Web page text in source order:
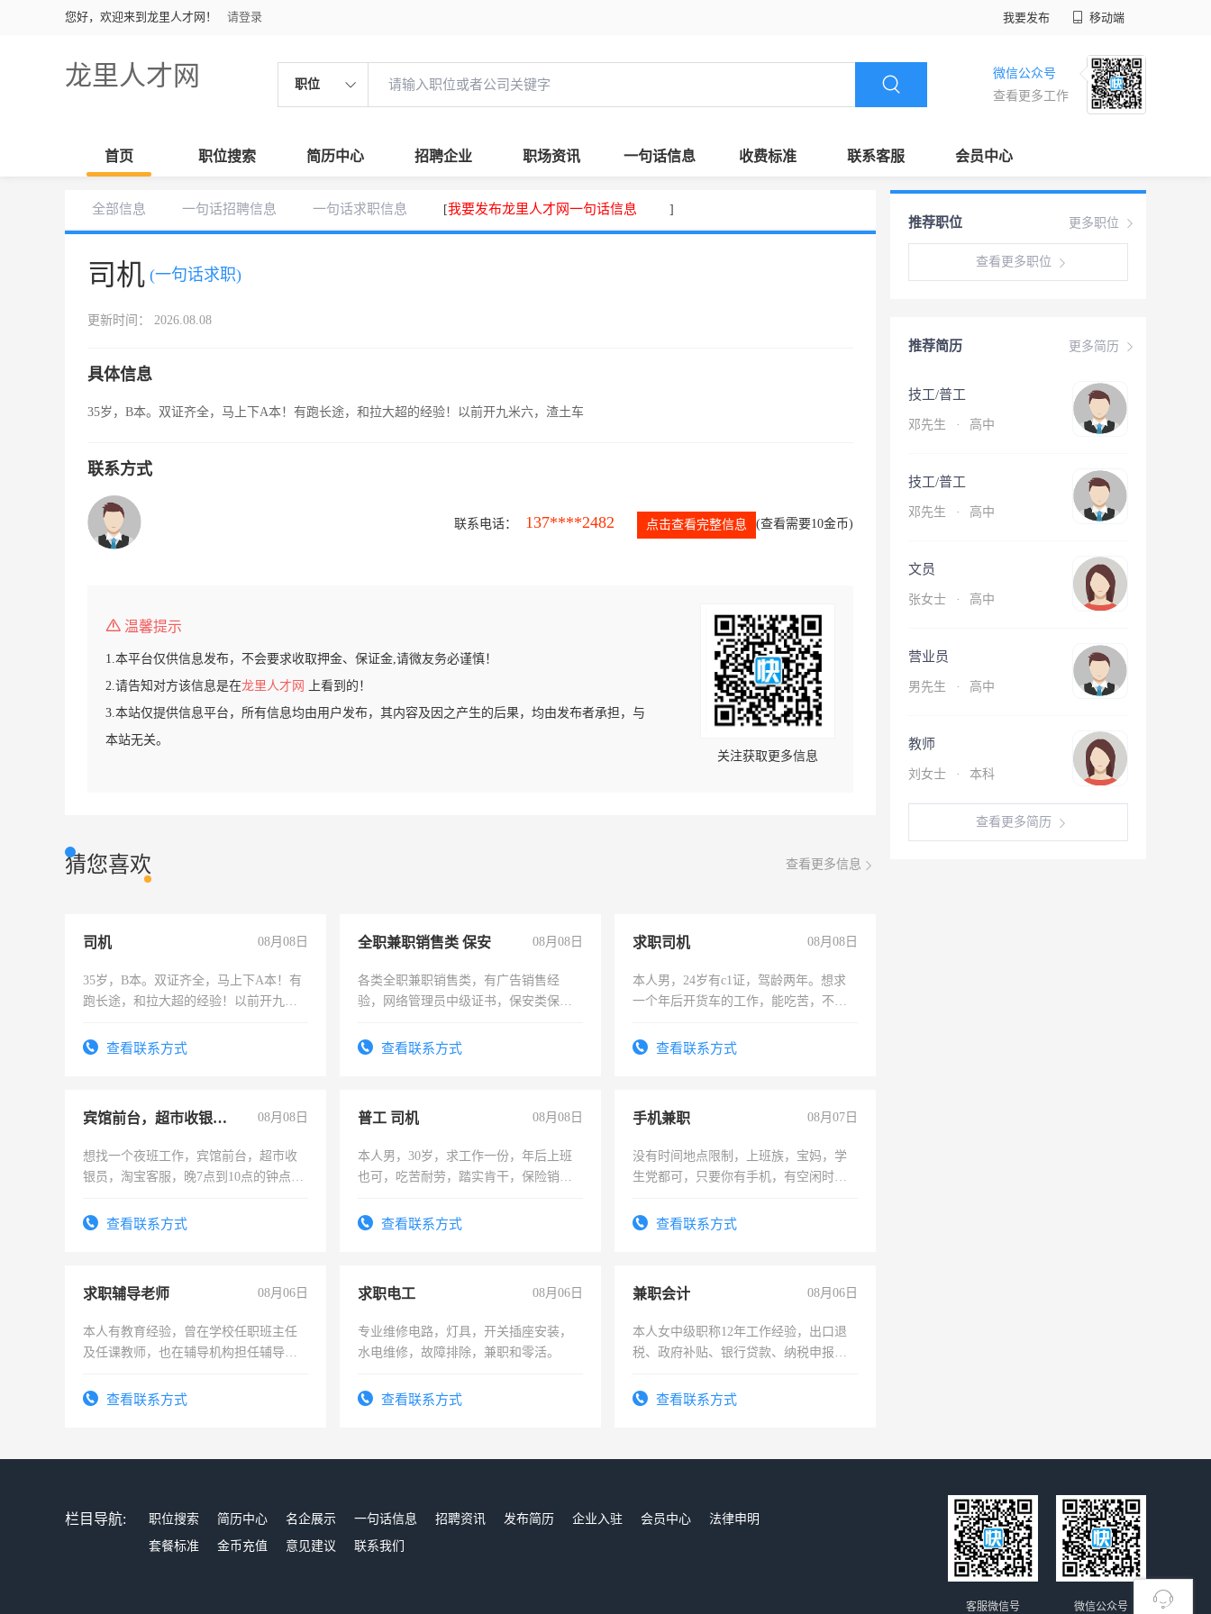
您好，欢迎来到龙里人才网！ 请登录 我要发布 移动端
龙里人才网 职位
微信公众号
查看更多工作
首页 职位搜索 简历中心 招聘企业 职场资讯 一句话信息 收费标准 联系客服 会员中心
全部信息 一句话招聘信息 一句话求职信息 [我要发布龙里人才网一句话信息 ]
司机 (一句话求职)
更新时间： 2026.08.08
具体信息
35岁，B本。双证齐全，马上下A本！有跑长途，和拉大超的经验！以前开九米六，渣土车
联系方式
联系电话： 137****2482 点击查看完整信息 (查看需要10金币)
温馨提示
1.本平台仅供信息发布，不会要求收取押金、保证金,请微友务必谨慎！
2.请告知对方该信息是在龙里人才网
上看到的！
3.本站仅提供信息平台，所有信息均由用户发布，其内容及因之产生的后果，均由发布者承担，与
本站无关。
关注获取更多信息
猜您喜欢 查看更多信息
司机 08月08日
35岁，B本。双证齐全，马上下A本！有
跑长途，和拉大超的经验！以前开九米
查看联系方式
全职兼职销售类 保安 08月08日
各类全职兼职销售类，有广告销售经
验，网络管理员中级证书，保安类保安
有高低压电工证和十几年工作经验
查看联系方式
求职司机 08月08日
本人男，24岁有c1证，驾龄两年。想求
一个年后开货车的工作，能吃苦，不怕
查看联系方式
宾馆前台，超市收银员，淘宝客服 08月08日
想找一个夜班工作，宾馆前台，超市收
银员，淘宝客服，晚7点到10点的钟点
号同微信查看联系方式
普工 司机 08月08日
本人男，30岁，求工作一份，年后上班
也可，吃苦耐劳，踏实肯干，保险销售
查看联系方式
手机兼职 08月07日
没有时间地点限制，上班族，宝妈，学
生党都可，只要你有手机，有空闲时
勤快的四五十，每天挣零花钱没问题！
查看联系方式
求职辅导老师 08月06日
本人有教育经验，曾在学校任职班主任
及任课教师，也在辅导机构担任辅导教
查看联系方式
求职电工 08月06日
专业维修电路，灯具，开关插座安装，
水电维修，故障排除，兼职和零活。
查看联系方式
兼职会计 08月06日
本人女中级职称12年工作经验，出口退
税、政府补贴、银行贷款、纳税申报、
务，财务咨询等业务。欲求兼职会计工
查看联系方式
更多职位
推荐职位
查看更多职位
更多简历
推荐简历
技工/普工
邓先生 · 高中
技工/普工
邓先生 · 高中
文员
张女士 · 高中
营业员
男先生 · 高中
教师
刘女士 · 本科
查看更多简历
栏目导航: 职位搜索 简历中心 名企展示 一句话信息 招聘资讯 发布简历 企业入驻 会员中心
法律申明
套餐标准
金币充值 意见建议 联系我们
微信公众号
客服微信号